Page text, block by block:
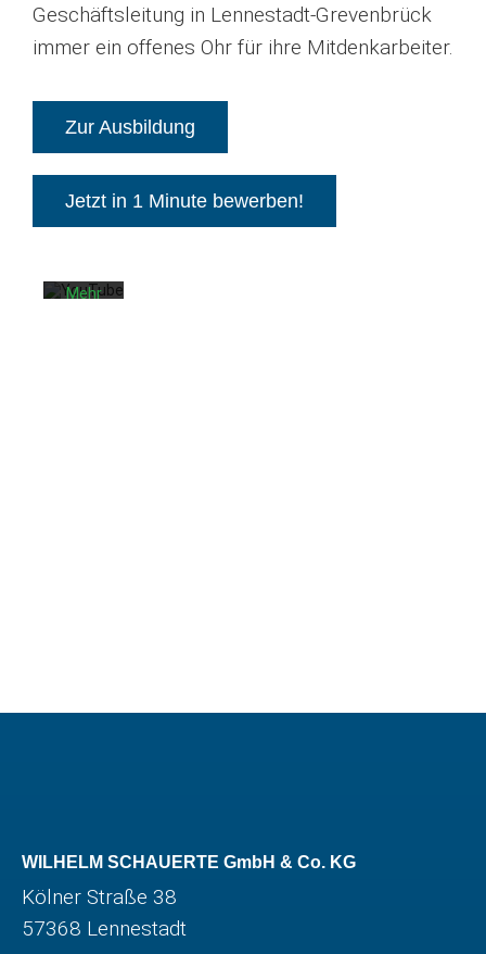
Geschäftsleitung in Lennestadt-Grevenbrück
immer ein offenes Ohr für ihre Mitdenkarbeiter.
Zur Ausbildung
Jetzt in 1 Minute bewerben!
Mit
dem
Laden
des
akzeptieren
Sie die
Mehr
WILHELM SCHAUERTE GmbH & Co. KG
Kölner Straße 38
57368 Lennestadt